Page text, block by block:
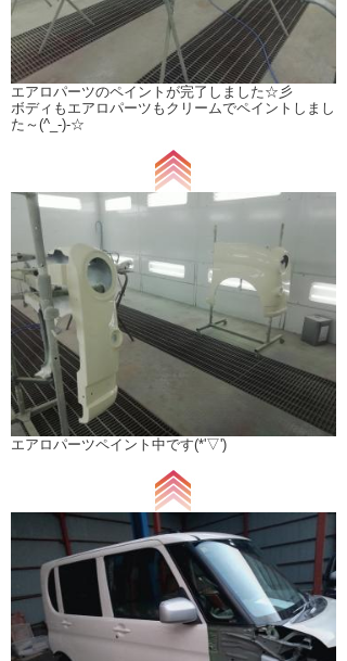
エアロパーツのペイントが完了しました☆彡
ボディもエアロパーツもクリームでペイントしまし
た～(^_-)-☆
エアロパーツペイント中です(*'▽')